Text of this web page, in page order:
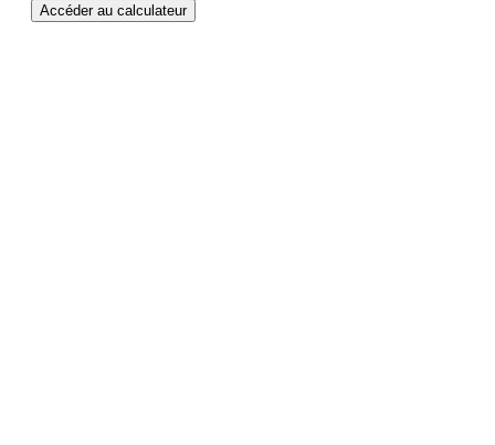
Accéder au calculateur